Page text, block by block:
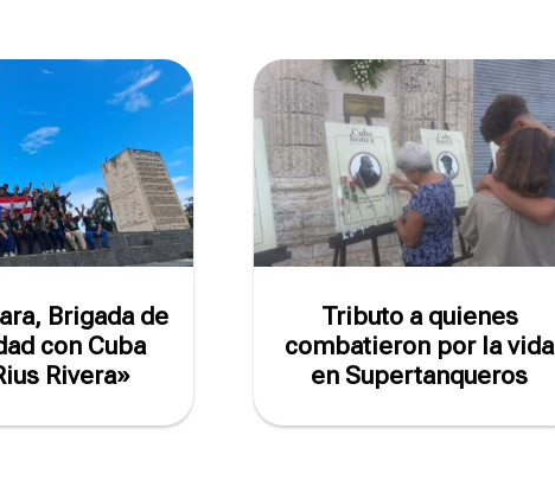
Brigada de
con Cuba
Rivera»
Tributo a quienes
combatieron por la vida
en Supertanqueros